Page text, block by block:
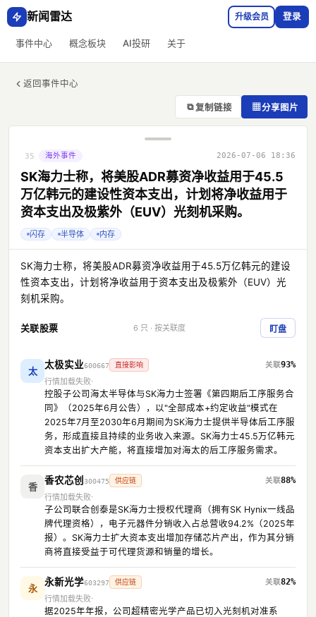
新闻雷达
事件中心 概念板块 AI投研 关于
升级会员 登录
返回事件中心
⧉ 复制链接 ▦分享图片
35 海外事件 2026-07-06 18:36
SK海力士称，将美股ADR募资净收益用于45.5
万亿韩元的建设性资本支出，计划将净收益用于
资本支出及极紫外（EUV）光刻机采购。
闪存 半导体 内存
SK海力士称，将美股ADR募资净收益用于45.5万亿韩元的建设
性资本支出，计划将净收益用于资本支出及极紫外（EUV）光
刻机采购。
关联股票 6 只 · 按关联度 盯盘
太
太极实业600667 直接影响
93%
行情加载失败
控股子公司海太半导体与SK海力士签署《第四期后工序服务合
同》（2025年6月公告），以"全部成本+约定收益"模式在
2025年7月至2030年6月期间为SK海力士提供半导体后工序服
务，形成直接且持续的业务收入来源。SK海力士45.5万亿韩元
资本支出扩大产能，将直接增加对海太的后工序服务需求。
香
香农芯创 300475 供应链
88%
行情加载失败
子公司联合创泰是SK海力士授权代理商（拥有SK Hynix一线品
牌代理资格），电子元器件分销收入占总营收94.2%（2025年
报）。SK海力士扩大资本支出增加存储芯片产出，作为其分销
商将直接受益于可代理货源和销量的增长。
永
永新光学603297 供应链
82%
行情加载失败
据2025年年报，公司超精密光学产品已切入光刻机对准系